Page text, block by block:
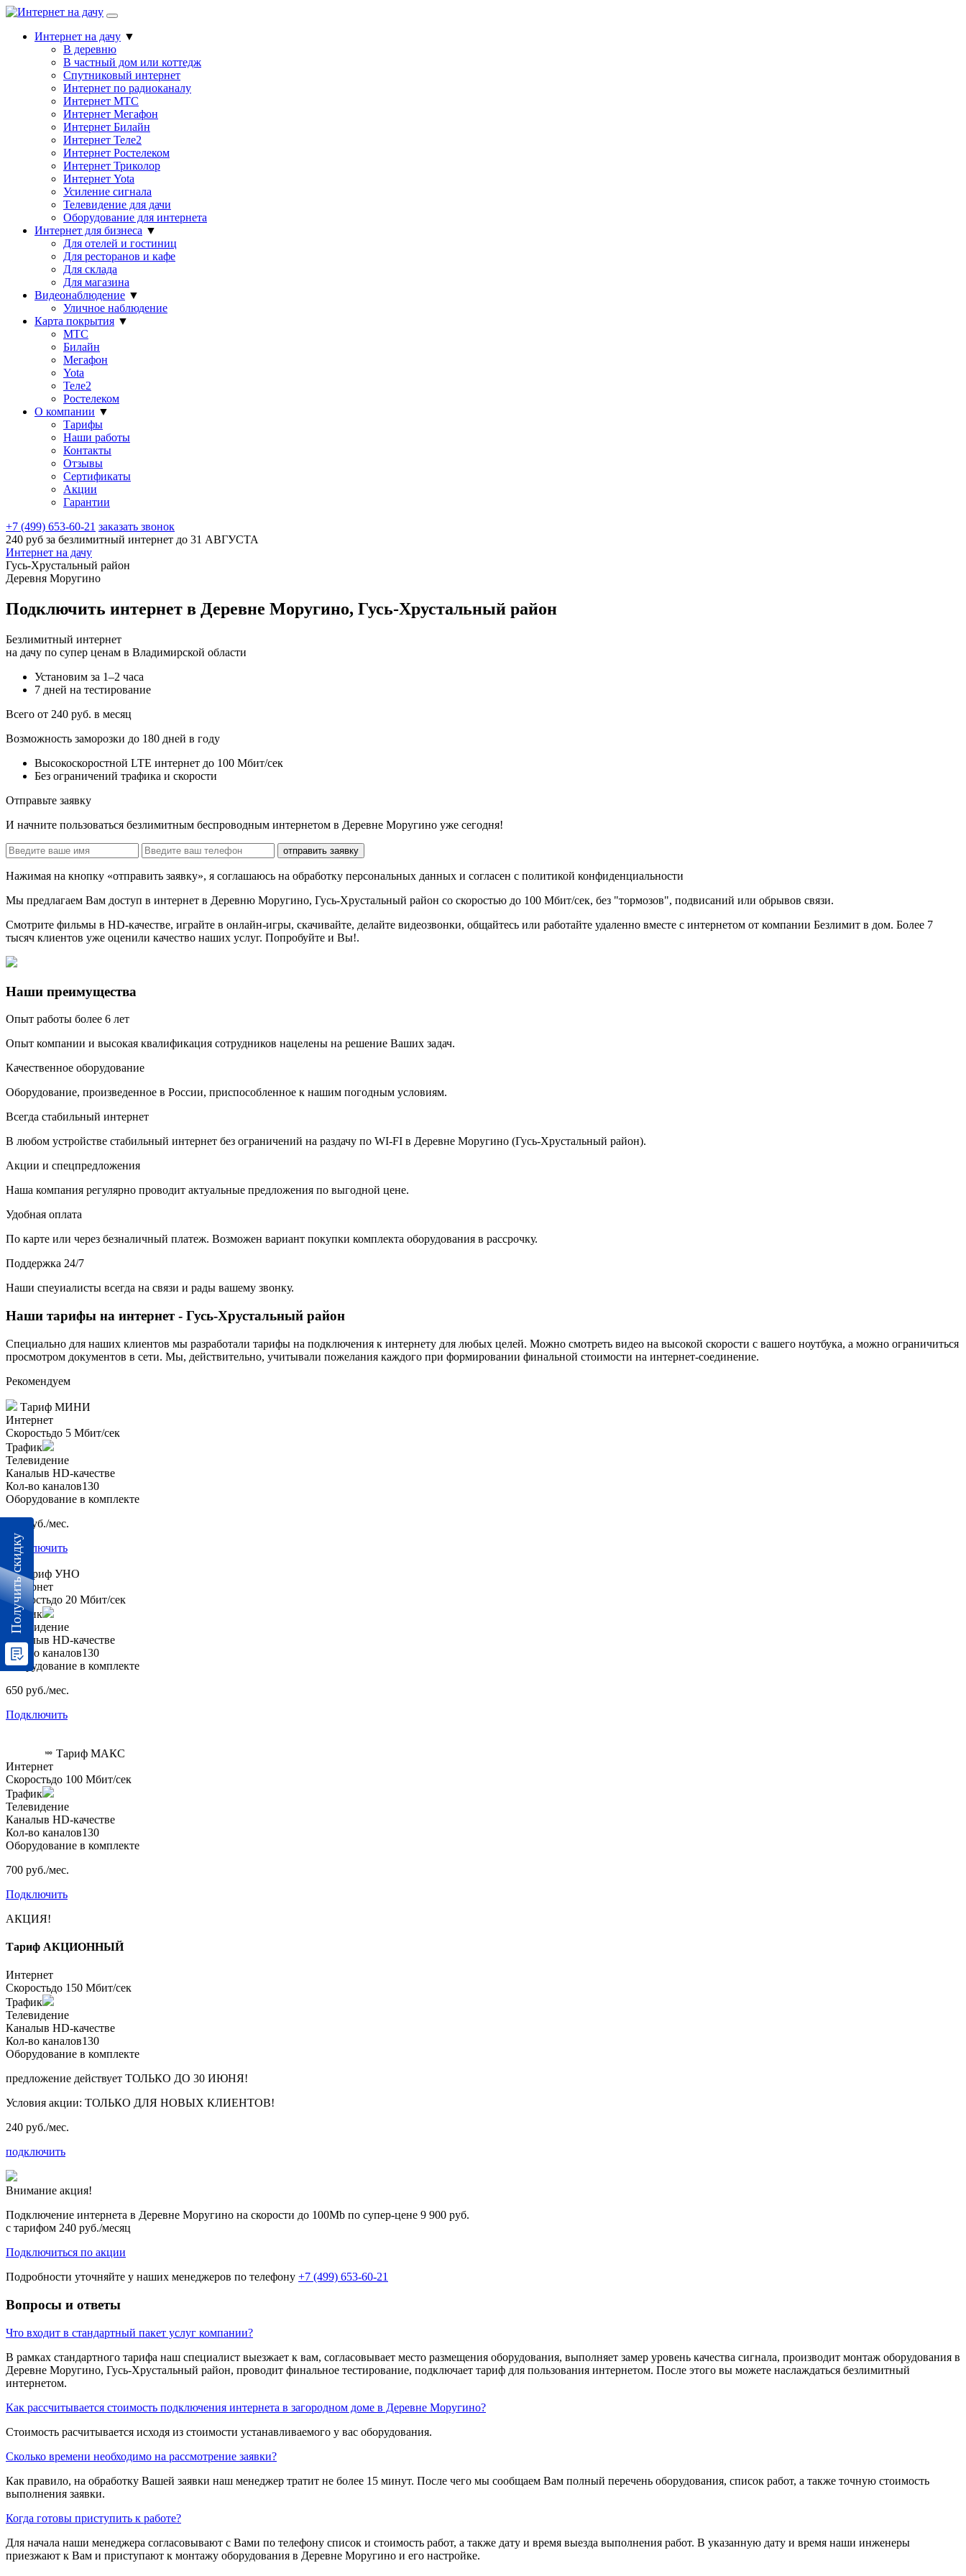
Интернет на дачу ▼
В деревню
В частный дом или коттедж
Спутниковый интернет
Интернет по радиоканалу
Интернет МТС
Интернет Мегафон
Интернет Билайн
Интернет Теле2
Интернет Ростелеком
Интернет Триколор
Интернет Yota
Усиление сигнала
Телевидение для дачи
Оборудование для интернета
Интернет для бизнеса ▼
Для отелей и гостиниц
Для ресторанов и кафе
Для склада
Для магазина
Видеонаблюдение ▼
Уличное наблюдение
Карта покрытия ▼
МТС
Билайн
Мегафон
Yota
Теле2
Ростелеком
О компании ▼
Тарифы
Наши работы
Контакты
Отзывы
Сертификаты
Акции
Гарантии
+7 (499) 653-60-21 заказать звонок
240 руб за безлимитный интернет до 31 АВГУСТА
Интернет на дачу
Гусь-Хрустальный район
Деревня Моругино
Подключить интернет в Деревне Моругино, Гусь-Хрустальный район
Безлимитный интернет
на дачу по супер ценам в Владимирской области
Установим за 1–2 часа
7 дней на тестирование
Всего от 240 руб. в месяц
Возможность заморозки до 180 дней в году
Высокоскоростной LTE интернет до 100 Мбит/сек
Без ограничений трафика и скорости
Отправьте заявку
И начните пользоваться безлимитным беспроводным интернетом в Деревне Моругино уже сегодня!
отправить заявку
Нажимая на кнопку «отправить заявку», я соглашаюсь на обработку персональных данных и согласен с политикой конфиденциальности
Мы предлагаем Вам доступ в интернет в Деревню Моругино, Гусь-Хрустальный район со скоростью до 100 Мбит/сек, без "тормозов", подвисаний или обрывов связи.
Смотрите фильмы в HD-качестве, играйте в онлайн-игры, скачивайте, делайте видеозвонки, общайтесь или работайте удаленно вместе с интернетом от компании Безлимит в дом. Более 7
тысяч клиентов уже оценили качество наших услуг. Попробуйте и Вы!.
Наши преимущества
Опыт работы более 6 лет
Опыт компании и высокая квалификация сотрудников нацелены на решение Ваших задач.
Качественное оборудование
Оборудование, произведенное в России, приспособленное к нашим погодным условиям.
Всегда стабильный интернет
В любом устройстве стабильный интернет без ограничений на раздачу по WI-FI в Деревне Моругино (Гусь-Хрустальный район).
Акции и спецпредложения
Наша компания регулярно проводит актуальные предложения по выгодной цене.
Удобная оплата
По карте или через безналичный платеж. Возможен вариант покупки комплекта оборудования в рассрочку.
Поддержка 24/7
Наши спеуиалисты всегда на связи и рады вашему звонку.
Наши тарифы на интернет - Гусь-Хрустальный район
Специально для наших клиентов мы разработали тарифы на подключения к интернету для любых целей. Можно смотреть видео на высокой скорости с вашего ноутбука, а можно ограничиться
просмотром документов в сети. Мы, действительно, учитывали пожелания каждого при формировании финальной стоимости на интернет-соединение.
Рекомендуем
Тариф МИНИ
Интернет
Скоростьдо 5 Мбит/сек
Трафик
Телевидение
Каналыв HD-качестве
Кол-во каналов130
Оборудование в комплекте
600 руб./мес.
Подключить
Тариф УНО
Интернет
Скоростьдо 20 Мбит/сек
Трафик
Телевидение
Каналыв HD-качестве
Кол-во каналов130
Оборудование в комплекте
650 руб./мес.
Подключить
Тариф МАКС
Интернет
Скоростьдо 100 Мбит/сек
Трафик
Телевидение
Каналыв HD-качестве
Кол-во каналов130
Оборудование в комплекте
700 руб./мес.
Подключить
АКЦИЯ!
Тариф АКЦИОННЫЙ
Интернет
Скоростьдо 150 Мбит/сек
Трафик
Телевидение
Каналыв HD-качестве
Кол-во каналов130
Оборудование в комплекте
предложение действует ТОЛЬКО ДО 30 ИЮНЯ!
Условия акции: ТОЛЬКО ДЛЯ НОВЫХ КЛИЕНТОВ!
240 руб./мес.
подключить
Внимание акция!
Подключение интернета в Деревне Моругино на скорости до 100Mb по супер-цене 9 900 руб.
с тарифом 240 руб./месяц
Подключиться по акции
Подробности уточняйте у наших менеджеров по телефону +7 (499) 653-60-21
Вопросы и ответы
Что входит в стандартный пакет услуг компании?
В рамках стандартного тарифа наш специалист выезжает к вам, согласовывает место размещения оборудования, выполняет замер уровень качества сигнала, производит монтаж оборудования в
Деревне Моругино, Гусь-Хрустальный район, проводит финальное тестирование, подключает тариф для пользования интернетом. После этого вы можете наслаждаться безлимитный
интернетом.
Как рассчитывается стоимость подключения интернета в загородном доме в Деревне Моругино?
Стоимость расчитывается исходя из стоимости устанавливаемого у вас оборудования.
Сколько времени необходимо на рассмотрение заявки?
Как правило, на обработку Вашей заявки наш менеджер тратит не более 15 минут. После чего мы сообщаем Вам полный перечень оборудования, список работ, а также точную стоимость
выполнения заявки.
Когда готовы приступить к работе?
Для начала наши менеджера согласовывают с Вами по телефону список и стоимость работ, а также дату и время выезда выполнения работ. В указанную дату и время наши инженеры
приезжают к Вам и приступают к монтажу оборудования в Деревне Моругино и его настройке.
Получить скидку